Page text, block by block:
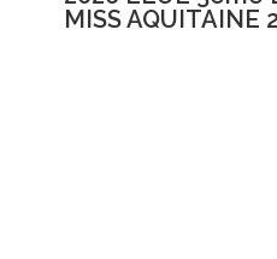
MISS AQUITAINE